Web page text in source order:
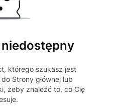
którego szukasz jest
Strony głównej lub
żeby znaleźć to, co Cię